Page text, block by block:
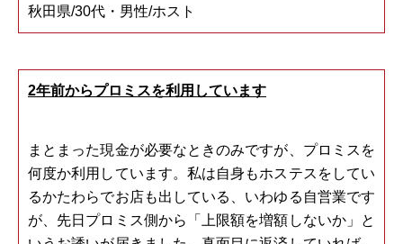
秋田県/30代・男性/ホスト
2年前からプロミスを利用しています
まとまった現金が必要なときのみですが、プロミスを
何度か利用しています。私は自身もホステスをしてい
るかたわらでお店も出している、いわゆる自営業です
が、先日プロミス側から「上限額を増額しないか」と